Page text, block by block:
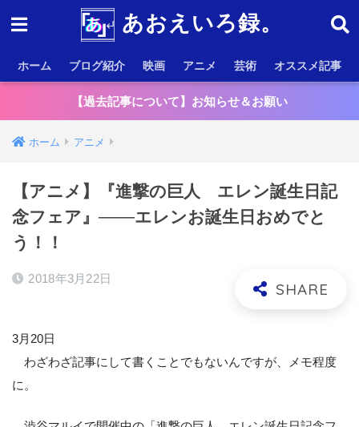
あおえいろ録。
ホーム ブログ紹介 映画 アニメ 芸術 オススメ記事
【過去記事について】お知らせ＆お願い
ホーム アニメ
【アニメ】『進撃の巨人 エレン誕生日記
念フェア』───エレンお誕生日おめでと
う！！
2018年3月22日
3月20日
わざわざ記事にして書くことでもないんですが、メモ程度
に。